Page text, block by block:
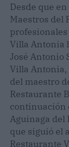
Desde que
Maestros del
Villa Antonia
José Antonio
Villa
del maestro
Restaurante
continuación
Aguinaga del
que siguió el
Restaurante